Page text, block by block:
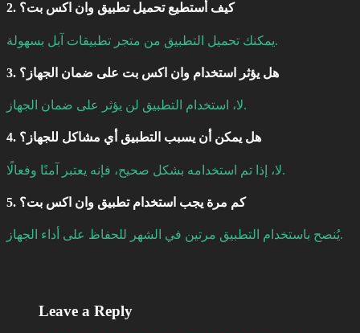
2. كيف أستطيع تحميل تطبيق وان اكس بت؟
يمكنك تحميل التطبيق من متجر تطبيقات آبل بسهولة.
3. هل يؤثر استخدام وان اكس بت على ضمان الجهاز؟
لا، استخدام التطبيق لن يؤثر على ضمان الجهاز.
4. هل يمكن أن يسبب التطبيق أي مشاكل للجهاز؟
لا، إذا تم استخدامه بشكل صحيح، فإنه يعتبر آمنًا وفعالًا.
5. كم مرة يجب استخدام تطبيق وان اكس بت؟
يُنصح باستخدام التطبيق مرتين في الشهر للحفاظ على أداء الجهاز.
Leave a Reply